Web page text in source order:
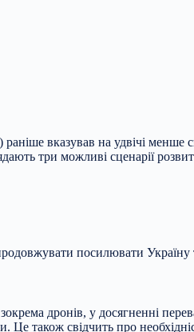
вказував на удвічі
три можливі сценарії
посилювати Україну
дронів, у досягненні
Це також свідчить про